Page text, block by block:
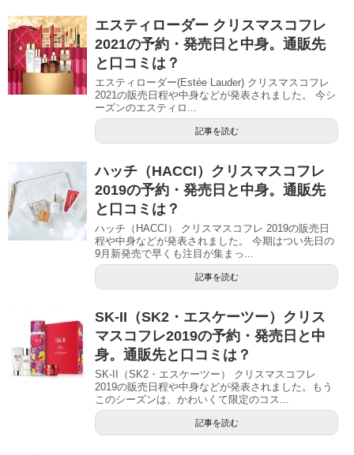
エスティローダー クリスマスコフレ
2021の予約・発売日と中身。通販先
と口コミは？
エスティローダー(Estée Lauder) クリスマスコフレ
2021の販売日程や中身などが発表されました。 今シ
ーズンのエスティロ...
記事を読む
ハッチ（HACCI）クリスマスコフレ
2019の予約・発売日と中身。通販先
と口コミは？
ハッチ（HACCI） クリスマスコフレ 2019の販売日
程や中身などが発表されました。 今期はつい先日の
9月新発売で早くも注目が集まっ...
記事を読む
SK-II（SK2・エスケーツー）クリス
マスコフレ2019の予約・発売日と中
身。通販先と口コミは？
SK-II（SK2・エスケーツー） クリスマスコフレ
2019の販売日程や中身などが発表されました。もう
このシーズンは、かわいくて限定のコス...
記事を読む